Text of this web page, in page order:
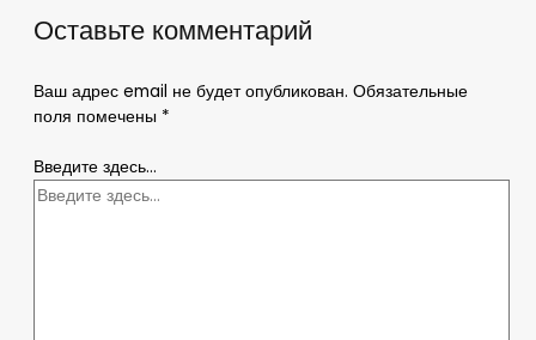
Оставьте комментарий
Ваш адрес email не будет опубликован. Обязательные
поля помечены *
Введите здесь...